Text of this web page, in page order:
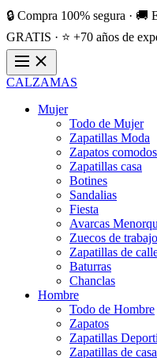
🔒 Compra 100% segura ·
GRATIS · ⭐ +70 años de
CALZAMAS
Mujer
Todo de Mujer
Zapatillas Moda
Zapatos comodos
Zapatillas casa
Botines
Sandalias
Fiesta
Avarcas
Zuecos de trabajo
Zapatillas de
Baturras
Chanclas
Hombre
Todo de Hombre
Zapatos
Zapatillas
Zapatillas de casa